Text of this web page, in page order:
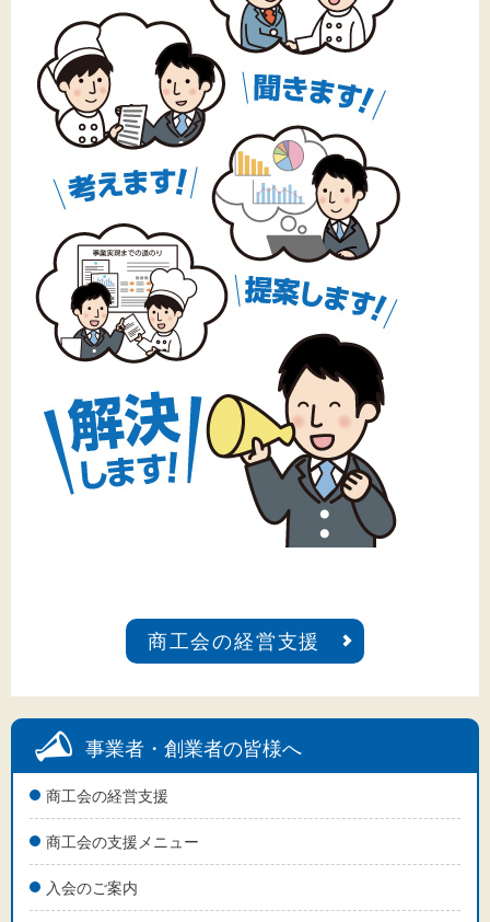
事業者・創業者の皆様へ
商工会の経営支援
商工会の支援メニュー
入会のご案内
商工会の経営支援